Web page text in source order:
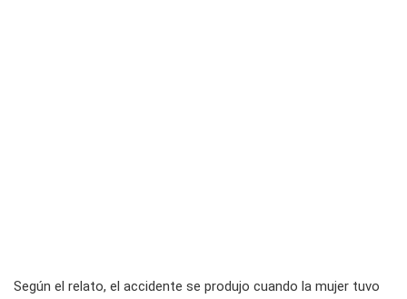
Según el relato, el accidente se produjo cuando la mujer tuvo